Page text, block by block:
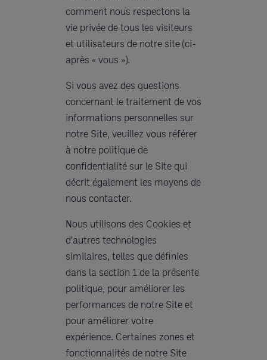
comment nous respectons la
vie privée de tous les visiteurs
et utilisateurs de notre site (ci-
après « vous »).
Si vous avez des questions
concernant le traitement de vos
informations personnelles sur
notre Site, veuillez vous référer
à notre politique de
confidentialité sur le Site qui
décrit également les moyens de
nous contacter.
Nous utilisons des Cookies et
d'autres technologies
similaires, telles que définies
dans la section 1 de la présente
politique, pour améliorer les
performances de notre Site et
pour améliorer votre
expérience. Certaines zones et
fonctionnalités de notre Site